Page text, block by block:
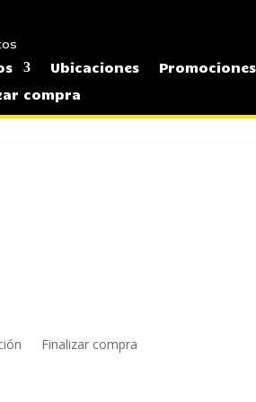
Ubicaciones
Promociones
compra
Finalizar compra